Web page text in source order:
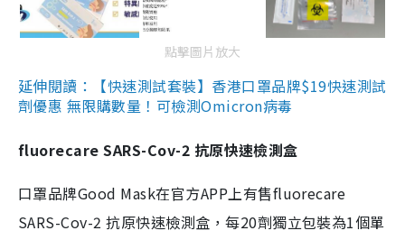
點擊圖片放大
延伸閱讀：【快速測試套裝】香港口罩品牌$19快速測試
劑優惠 無限購數量！可檢測Omicron病毒
fluorecare SARS-Cov-2 抗原快速檢測盒
口罩品牌Good Mask在官方APP上有售fluorecare
SARS-Cov-2 抗原快速檢測盒，每20劑獨立包裝為1個單